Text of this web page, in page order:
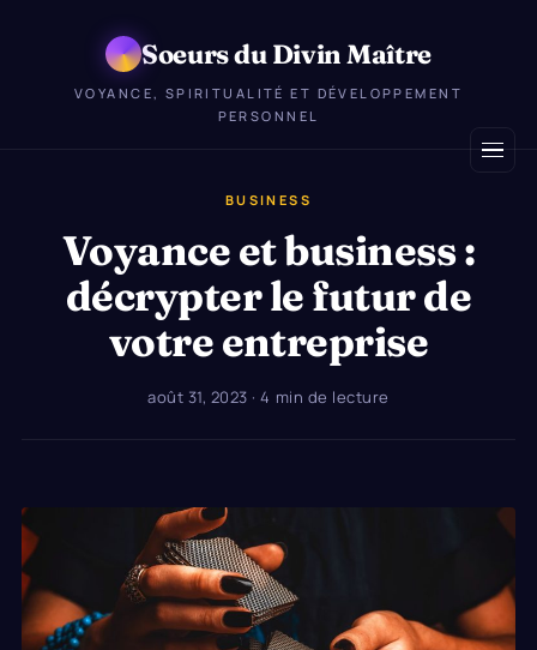
Soeurs du Divin Maître
VOYANCE, SPIRITUALITÉ ET DÉVELOPPEMENT
PERSONNEL
BUSINESS
Voyance et business :
décrypter le futur de
votre entreprise
août 31, 2023 · 4 min de lecture